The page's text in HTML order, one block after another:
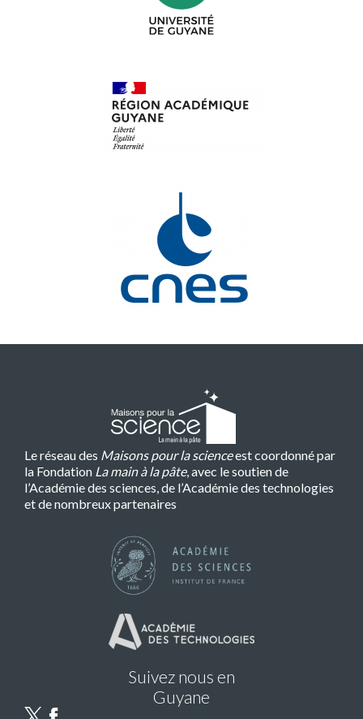
Le réseau des Maisons pour la scienceest coordonné par
la Fondation La main à la pâte, avec le soutien de
l’Académie des sciences, de l’Académie des technologies
et de nombreux partenaires
Suivez nous en
Guyane